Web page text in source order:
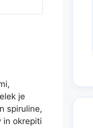
je
spiruline,
in okrepiti